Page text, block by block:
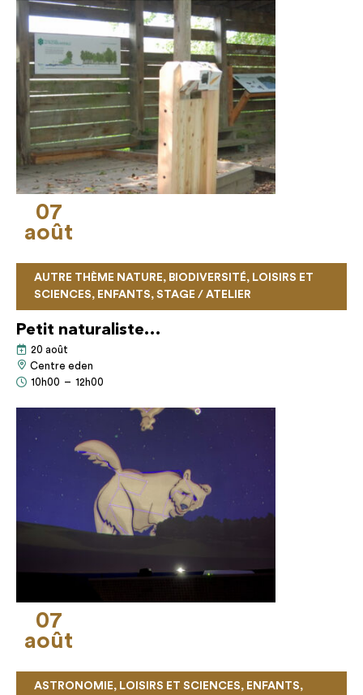
AUTRE THÈME NATURE, BIODIVERSITÉ, LOISIRS ET
SCIENCES, ENFANTS, STAGE / ATELIER
Petit naturaliste…
20 août
Centre eden
10h00 – 12h00
07
août
ASTRONOMIE, LOISIRS ET SCIENCES, ENFANTS,
07
août